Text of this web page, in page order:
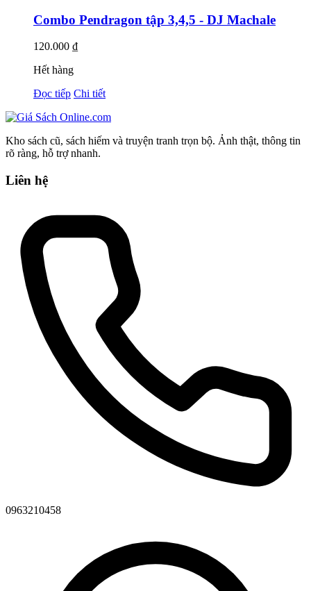
Combo Pendragon tập 3,4,5 - DJ Machale
120.000 ₫
Hết hàng
Đọc tiếp Chi tiết
Kho sách cũ, sách hiếm và truyện tranh trọn bộ. Ảnh thật, thông tin
rõ ràng, hỗ trợ nhanh.
Liên hệ
0963210458